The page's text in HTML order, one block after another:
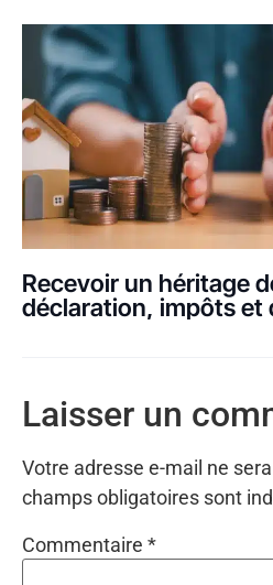
Recevoir un héritage
déclaration, impôts et
Laisser un
Votre adresse e-mail ne
champs obligatoires sont
Commentaire *